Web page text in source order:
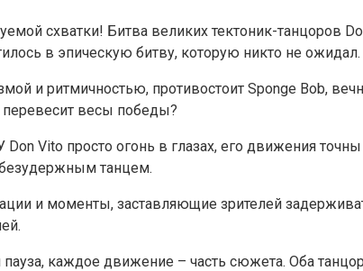
схватки! Битва великих тектоник-танцоров
в эпическую битву, которую никто не ожидал.
и ритмичностью, противостоит Sponge Bob,
перевесит весы победы?
Vito просто огонь в глазах, его движения
танцем.
и моменты, заставляющие зрителей
каждое движение – часть сюжета. Оба